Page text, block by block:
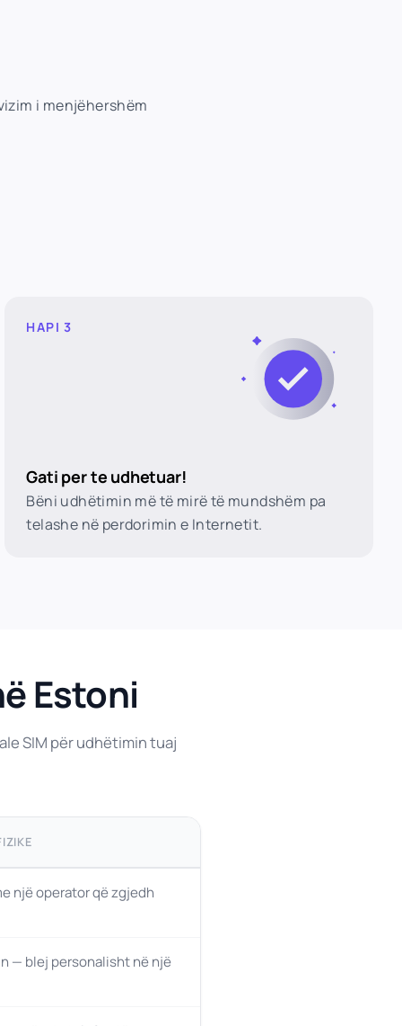
i menjëhershëm
HAPI 3
Gati per te udhetuar!
Bëni udhëtimin më të mirë të mundshëm pa
telashe në perdorimin e Internetit.
Estoni
SIM për udhëtimin tuaj
një operator që zgjedh
— blej personalisht në një